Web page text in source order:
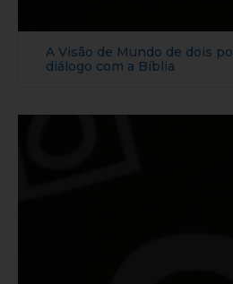
A Visão de Mundo de dois
diálogo com a Bíblia